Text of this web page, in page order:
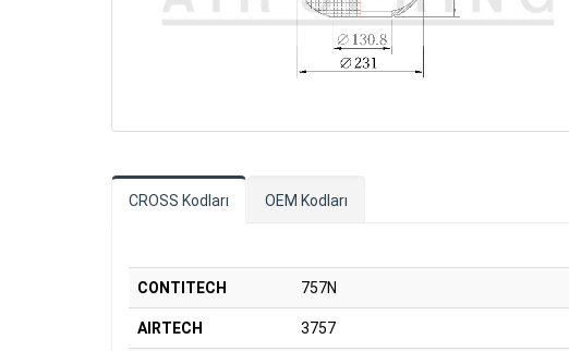
CROSS Kodları OEM Kodları
CONTITECH 757N
AIRTECH 3757